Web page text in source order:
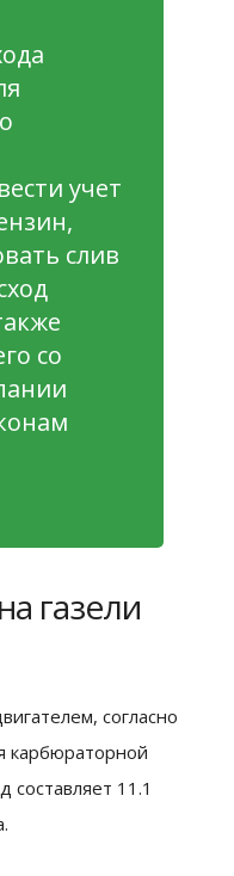
учет
слив
со
газели
согласно
карбюраторной
11.1